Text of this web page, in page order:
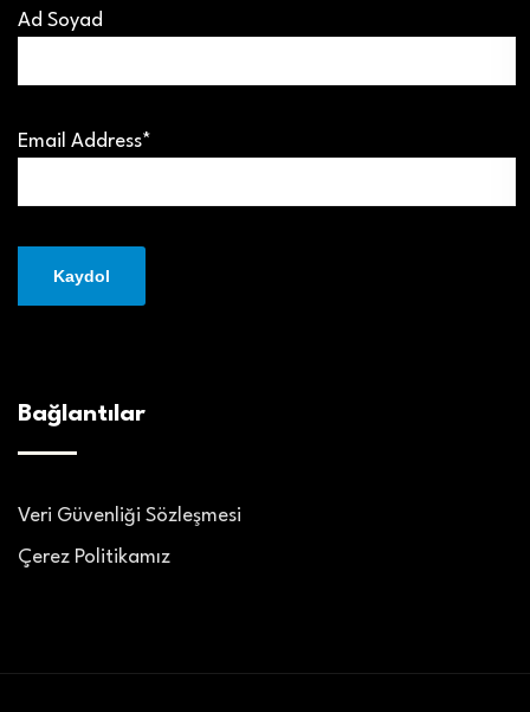
Ad Soyad
Email Address*
Bağlantılar
Veri Güvenliği Sözleşmesi
Çerez Politikamız